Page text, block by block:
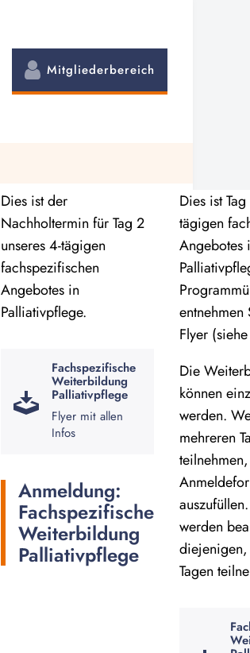
Mitgliederbereich
Dies ist der
Nachholtermin für Tag 2
unseres 4-tägigen
fachspezifischen
Angebotes in
Palliativpflege.
Fachspezifische
Weiterbildung
Palliativpflege
Flyer mit allen
Infos
Anmeldung:
Fachspezifische
Weiterbildung
Palliativpflege
Dies ist
tägigen
Angebotes
Flyer
Die
können
werden.
mehreren
werden
Tagen